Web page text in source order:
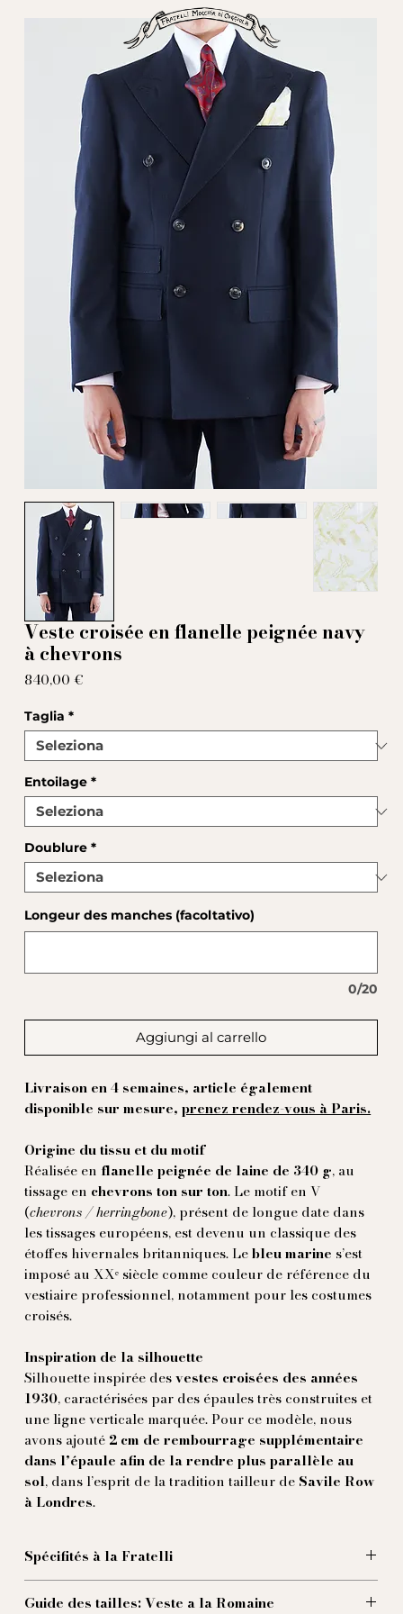
Veste croisée en flanelle peignée navy
à chevrons
840,00 €
Taglia *
Entoilage *
Doublure *
Longeur des manches (facoltativo)
0/20
Aggiungi al carrello
Livraison en 4 semaines, article également
disponible sur mesure,prenez rendez-vous à Paris.
Origine du tissu et du motif
Réalisée en flanelle peignée de laine de 340 g, au
tissage en chevrons ton sur ton. Le motif en V
(chevrons / herringbone), présent de longue date dans
les tissages européens, est devenu un classique des
étoffes hivernales britanniques. Lebleu marine s’est
imposé au XXᵉ siècle comme couleur de référence du
vestiaire professionnel, notamment pour les costumes
croisés.
Inspiration de la silhouette
Silhouette inspirée desvestes croisées des années
1930, caractérisées par des épaules très construites et
une ligne verticale marquée. Pour ce modèle, nous
avons ajouté 2 cm de rembourrage supplémentaire
dans l’épaule afin de la rendre plus parallèle au
sol, dans l’esprit de la tradition tailleur de Savile Row
à Londres.
Spécifités à la Fratelli
Et ici, les détails sont nombreux :
Guide des tailles: Veste a la Romaine